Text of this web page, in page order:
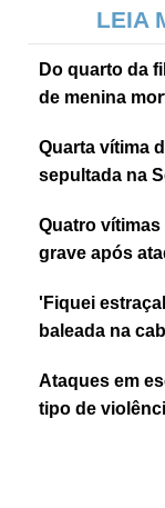
LEIA
Do quarto da
de menina
Quarta vítima
sepultada na
Quatro
grave após
'Fiquei
baleada na
Ataques em
tipo de